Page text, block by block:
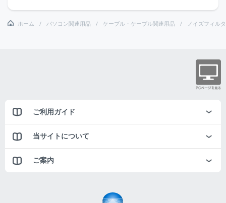
ホーム パソコン関連用品 ケーブル・ケーブル関連用品 ノイズフィル
ご利用ガイド
当サイトについて
ご案内